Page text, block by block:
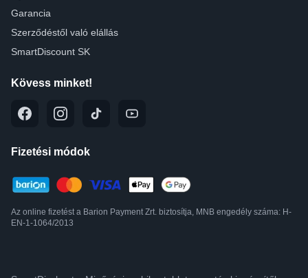
Garancia
Szerződéstől való elállás
SmartDiscount SK
Kövess minket!
Fizetési módok
Az online fizetést a Barion Payment Zrt. biztosítja, MNB engedély száma: H-
EN-1-1064/2013